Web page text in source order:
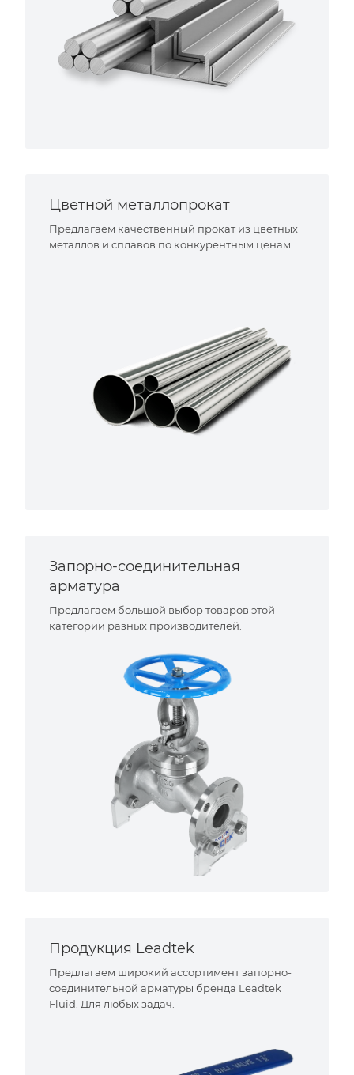
Цветной металлопрокат
Предлагаем качественный прокат из цветных
металлов и сплавов по конкурентным ценам.
Запорно-соединительная
арматура
Предлагаем большой выбор товаров этой
категории разных производителей.
Продукция Leadtek
Предлагаем широкий ассортимент запорно-
соединительной арматуры бренда Leadtek
Fluid. Для любых задач.